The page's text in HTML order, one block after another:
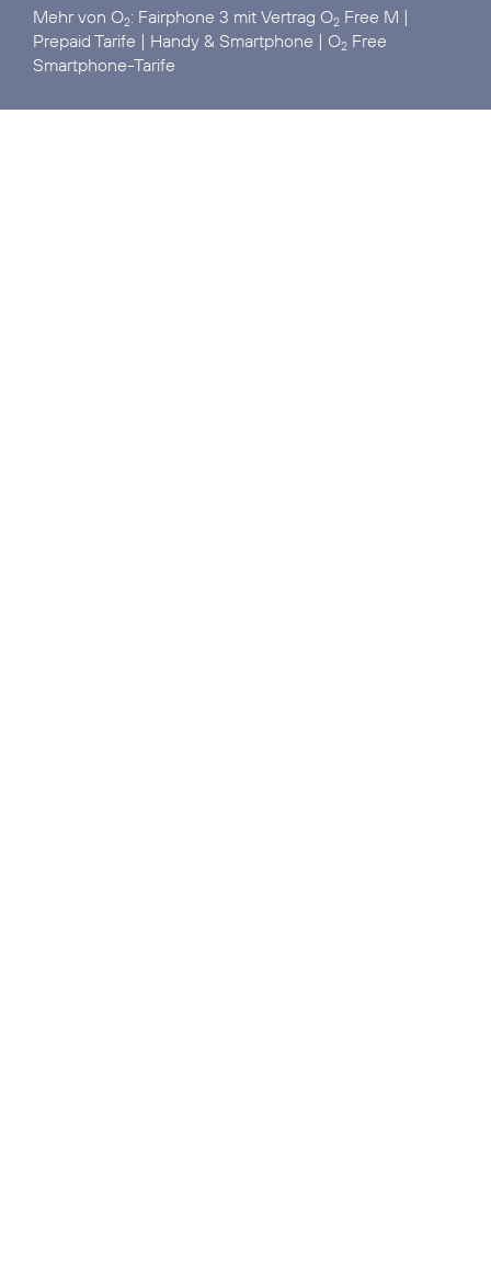
Mehr von O2: Fairphone 3 mit Vertrag O2 Free M |
Prepaid Tarife | Handy & Smartphone | O2 Free
Smartphone-Tarife